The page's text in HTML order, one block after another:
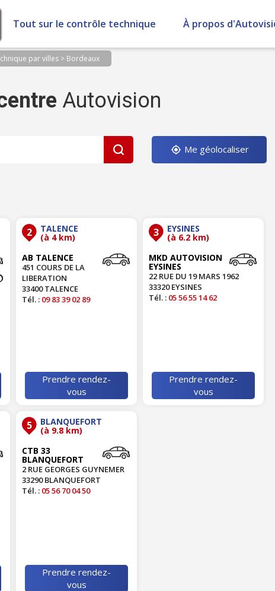
Tout sur le contrôle technique À propos
par villes> Bordeaux
Autovision
Me géolocaliser
2 TALENCE
(à 4 km)
AB TALENCE
451 COURS DE LA
LIBERATION
33400 TALENCE
Tél. : 09 83 39 02 89
Prendre rendez-
vous
3 EYSINES
(à 6.2 km)
MKD AUTOVISION
EYSINES
22 RUE DU 19 MARS 1962
33320 EYSINES
Tél. : 05 56 55 14 62
Prendre rendez-
vous
5 BLANQUEFORT
(à 9.8 km)
CTB 33
BLANQUEFORT
2 RUE GEORGES GUYNEMER
33290 BLANQUEFORT
Tél. : 05 56 70 04 50
Prendre rendez-
vous